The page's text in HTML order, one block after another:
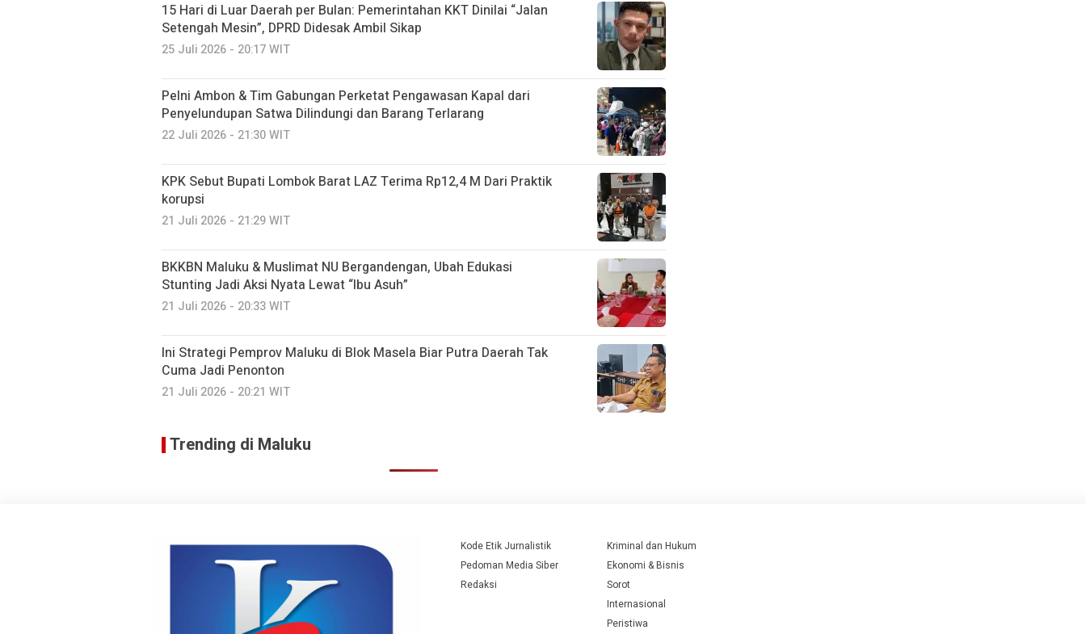
15 Hari di Luar Daerah per Bulan: Pemerintahan KKT Dinilai “Jalan
Setengah Mesin”, DPRD Didesak Ambil Sikap
25 Juli 2026 - 20:17 WIT
Pelni Ambon & Tim Gabungan Perketat Pengawasan Kapal dari
Penyelundupan Satwa Dilindungi dan Barang Terlarang
22 Juli 2026 - 21:30 WIT
KPK Sebut Bupati Lombok Barat LAZ Terima Rp12,4 M Dari Praktik
korupsi
21 Juli 2026 - 21:29 WIT
BKKBN Maluku & Muslimat NU Bergandengan, Ubah Edukasi
Stunting Jadi Aksi Nyata Lewat “Ibu Asuh”
21 Juli 2026 - 20:33 WIT
Ini Strategi Pemprov Maluku di Blok Masela Biar Putra Daerah Tak
Cuma Jadi Penonton
21 Juli 2026 - 20:21 WIT
Trending di Maluku
Kode Etik Jurnalistik
Pedoman Media Siber
Redaksi
Kriminal dan Hukum
Ekonomi & Bisnis
Sorot
Internasional
Peristiwa